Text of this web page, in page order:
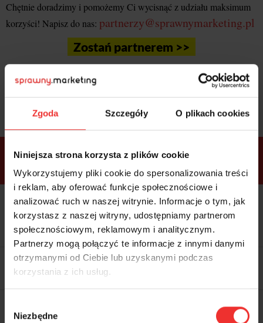
Zgoda Szczegóły O plikach cookies
Niniejsza strona korzysta z plików cookie
Wykorzystujemy pliki cookie do spersonalizowania treści
i reklam, aby oferować funkcje społecznościowe i
analizować ruch w naszej witrynie. Informacje o tym, jak
korzystasz z naszej witryny, udostępniamy partnerom
społecznościowym, reklamowym i analitycznym.
Partnerzy mogą połączyć te informacje z innymi danymi
otrzymanymi od Ciebie lub uzyskanymi podczas
korzystania z ich usług.
zgody
Niezbędne
Chętnie doradzimy i pomożemy Ci wycisnąć z udziału maksimum
korzyści! Napisz do nas: partnerzy@sprawnymarketing.pl
Zostań partnerem >>
Sprawdź bonusyi wybierz bilet
ramach
pakietów
VIP Premium
Kolacja z prelegentami i before
party (Hotel Sheraton, 27.10) tylko
wbilecie ALLPASS VIP
Dostępne
tylko w
bilecie
ALLPASS
VIP
Dedykowana strefa VIP z
możliwością networkingu z
prelegentami i wystawcami w
WARTOŚĆ: 1970 zł